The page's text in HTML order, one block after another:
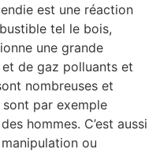
est une réaction
tel le bois,
une grande
de gaz polluants et
nombreuses et
sont par exemple
hommes. C’est aussi
ou